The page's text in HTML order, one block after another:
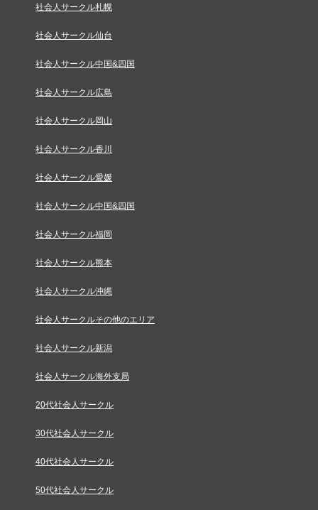
社会人サークル札幌
社会人サークル仙台
社会人サークル中国&四国
社会人サークル広島
社会人サークル岡山
社会人サークル香川
社会人サークル愛媛
社会人サークル中国&四国
社会人サークル福岡
社会人サークル熊本
社会人サークル沖縄
社会人サークルその他のエリア
社会人サークル新潟
社会人サークル海外支局
20代社会人サークル
30代社会人サークル
40代社会人サークル
50代社会人サークル